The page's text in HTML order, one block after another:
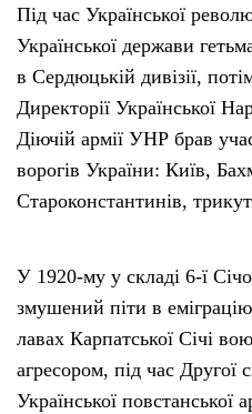
Під час Української
Української держави
в Сердюцькій дивізії,
Директорії Української
Діючій армії УНР брав
ворогів України: Київ,
Староконстантинів,
У 1920-му у складі 6-ї
змушений піти в
лавах Карпатської Січі
агресором, під час Другої
Української повстанської